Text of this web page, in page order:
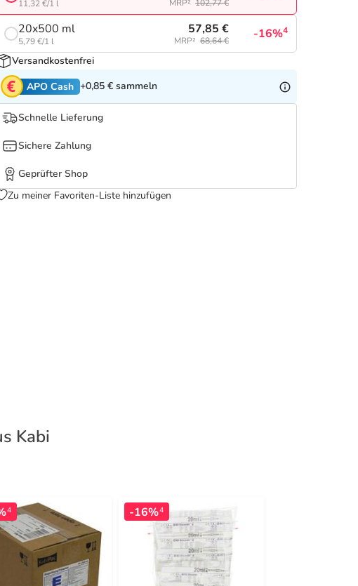
11,32 €/1 l MRP² 102,77 €
20x500 ml
5,79 €/1 l
57,85 €
MRP² 68,64 € -16%4
Versandkostenfrei
APO Cash +0,85 € sammeln
Schnelle Lieferung
Sichere Zahlung
Geprüfter Shop
Zu meiner Favoriten-Liste hinzufügen
Kabi
4 -16%4